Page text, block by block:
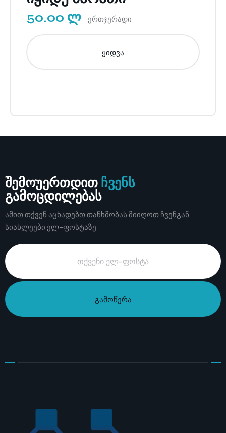
50.00 ლ ერთჯერადი
ყიდვა
შემოუერთდით ჩვენს
გამოცდილებას
ამით თქვენ აცხადებთ თანხმობას მიიღოთ ჩვენგან
სიახლეები ელ-ფოსტაზე
გამოწერა